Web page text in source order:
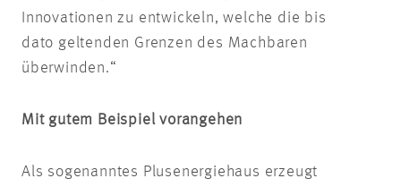
Innovationen zu entwickeln, welche die bis
dato geltenden Grenzen des Machbaren
überwinden.“
Mit gutem Beispiel vorangehen
Als sogenanntes Plusenergiehaus erzeugt